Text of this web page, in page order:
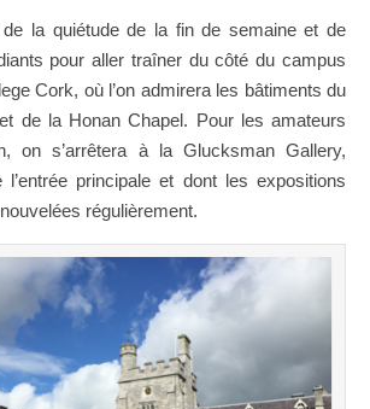
la quiétude de la fin de semaine et de
pour aller traîner du côté du campus
Cork, où l’on admirera les bâtiments du
de la Honan Chapel. Pour les amateurs
on s’arrêtera à la Glucksman Gallery,
principale et dont les expositions
régulièrement.